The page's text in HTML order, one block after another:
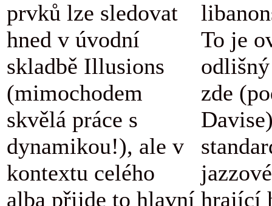
prvků lze sledovat
hned v úvodní
skladbě Illusions
(mimochodem
skvělá práce s
dynamikou!), ale v
kontextu celého
alba přijde to hlavní
To je
zde
hrající